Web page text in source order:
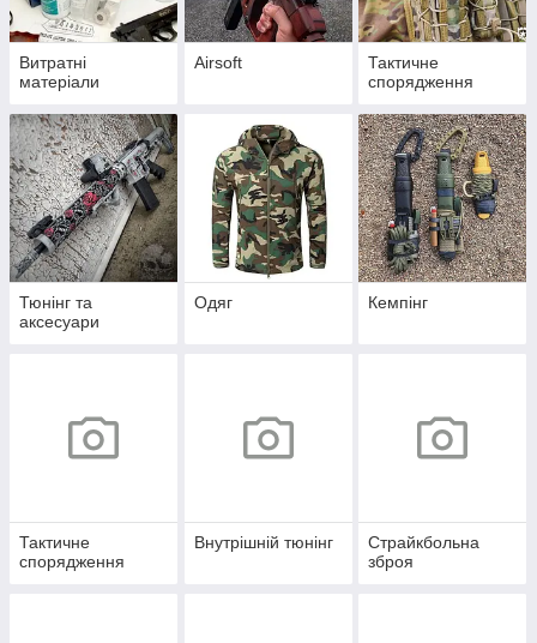
Витратні
матеріали
Airsoft
Тактичне
спорядження
Тюнінг та
аксесуари
Одяг Кемпінг
Тактичне
спорядження
Внутрішній тюнінг
Страйкбольна
зброя